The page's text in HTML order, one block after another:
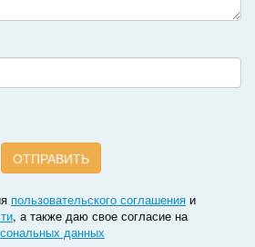
пользовательского соглашения и
, а также даю свое согласие на
данных